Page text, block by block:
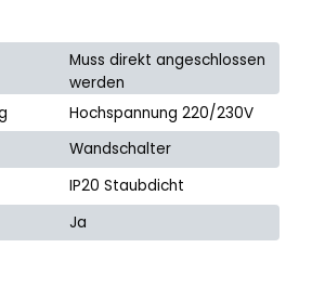
Muss direkt angeschlossen
werden
Hochspannung 220/230V
Wandschalter
IP20 Staubdicht
Ja